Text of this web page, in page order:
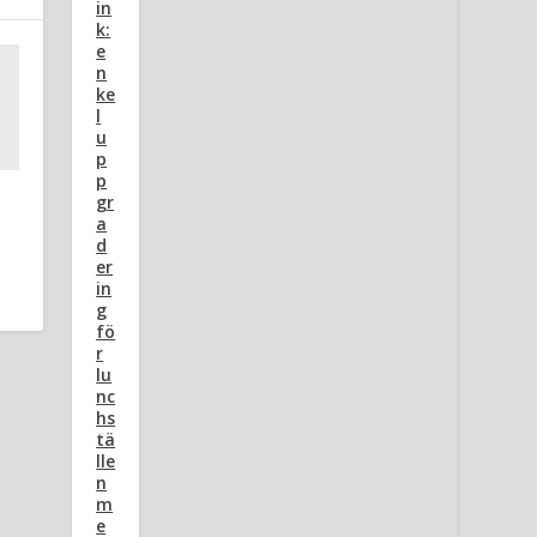
in
k:
e
n
ke
l
u
p
p
gr
a
d
er
in
g
fö
r
lu
nc
hs
tä
lle
n
m
e